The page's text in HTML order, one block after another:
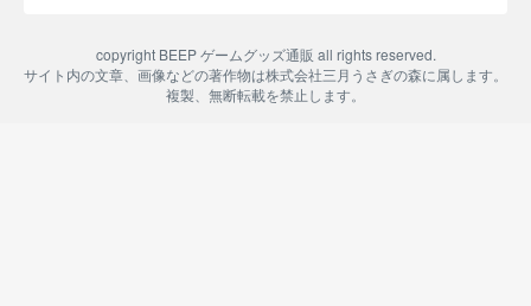
特定商取引法に基づく表記
copyright BEEP ゲームグッズ通販 all rights reserved.
サイト内の文章、画像などの著作物は株式会社三月うさぎの森に属します。
複製、無断転載を禁止します。